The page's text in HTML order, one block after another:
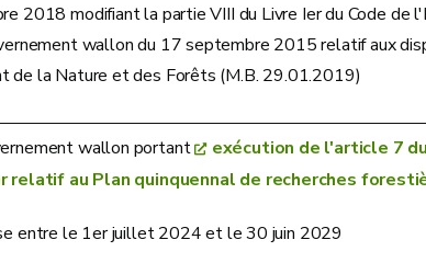
2018 modifiant la partie VIII du Livre Ier du Code de
wallon du 17 septembre 2015 relatif aux
de la Nature et des Forêts (M.B. 29.01.2019)
wallon portant
exécution de l'article 7
relatif au Plan quinquennal de recherches
entre le 1er juillet 2024 et le 30 juin 2029